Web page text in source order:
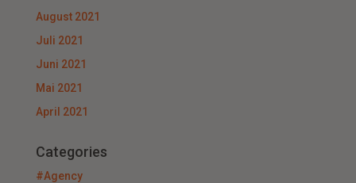
August 2021
Juli 2021
Juni 2021
Mai 2021
April 2021
Categories
#Agency